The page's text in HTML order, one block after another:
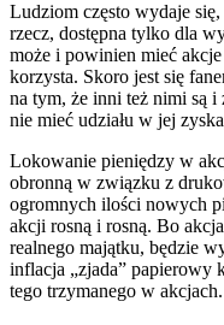
Ludziom często wydaje
rzecz, dostępna tylko dla
może i powinien mieć
korzysta. Skoro jest się
na tym, że inni też nimi są
nie mieć udziału w jej
Lokowanie pieniędzy w
obronną w związku z
ogromnych ilości nowych
akcji rosną i rosną. Bo
realnego majątku, będzie
inflacja „zjada” papierowy
tego trzymanego w akcjach.